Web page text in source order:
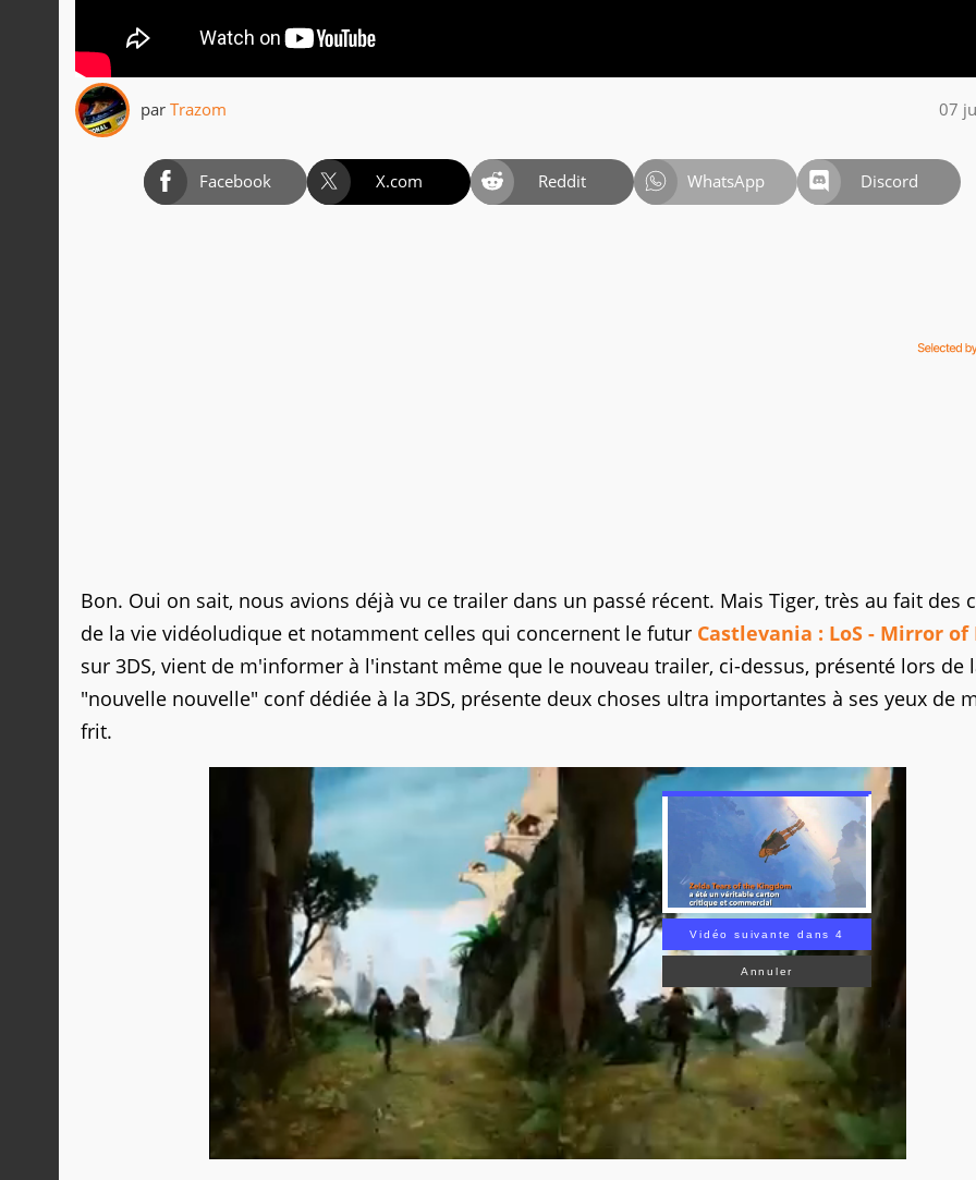
par Trazom 07
Facebook X.com Reddit WhatsApp Discord
Bon. Oui on sait, nous avions déjà vu ce trailer dans un passé récent. Mais Tiger, très au fait des
de la vie vidéoludique et notamment celles qui concernent le futur Castlevania : LoS - Mirror of
sur 3DS, vient de m'informer à l'instant même que le nouveau trailer, ci-dessus, présenté lors de
"nouvelle nouvelle" conf dédiée à la 3DS, présente deux choses ultra importantes à ses yeux de
frit.
Vidéo suivante dans 2
Annuler